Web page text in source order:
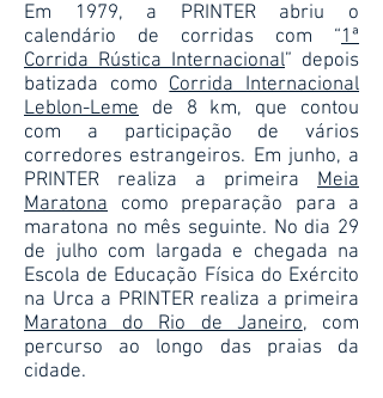
Em 1979, a PRINTER abriu o
calendário de corridas com “1ª
Corrida Rústica Internacional” depois
batizada comoCorrida Internacional
Leblon-Leme de 8 km, que contou
com a participação de vários
corredores estrangeiros. Em junho, a
PRINTER realiza a primeira Meia
Maratona como preparação para a
maratona no mês seguinte. No dia 29
de julho com largada e chegada na
Escola de Educação Física do Exército
na Urca a PRINTER realiza a primeira
Maratona do Rio de Janeiro, com
percurso ao longo das praias da
cidade.